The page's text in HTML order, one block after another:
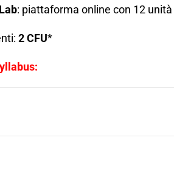
: piattaforma online con 12
2 CFU*